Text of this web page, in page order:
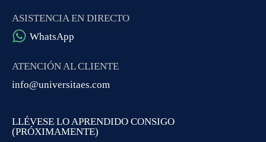
ASISTENCIA EN DIRECTO
WhatsApp
ATENCIÓN AL CLIENTE
info@universitaes.com
LLÉVESE LO APRENDIDO CONSIGO
(PRÓXIMAMENTE)